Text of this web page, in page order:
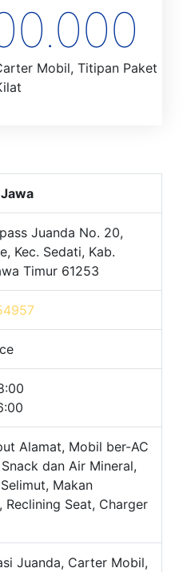
Mobil, Titipan Paket
Juanda No. 20,
Kec. Sedati, Kab.
Timur 61253
Alamat, Mobil ber-AC
dan Air Mineral,
Makan
Reclining Seat, Charger
Juanda, Carter Mobil,